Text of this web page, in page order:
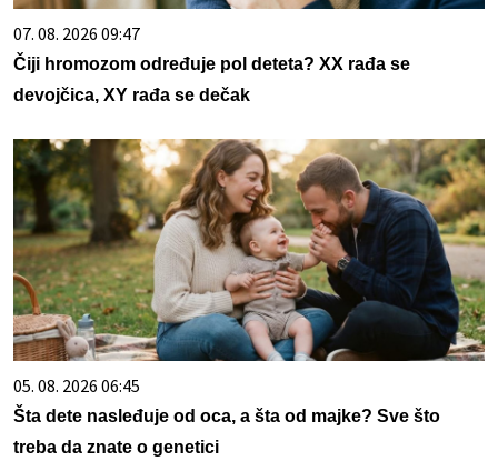
07. 08. 2026 09:47
Čiji hromozom određuje pol deteta? XX rađa se
devojčica, XY rađa se dečak
05. 08. 2026 06:45
Šta dete nasleđuje od oca, a šta od majke? Sve što
treba da znate o genetici